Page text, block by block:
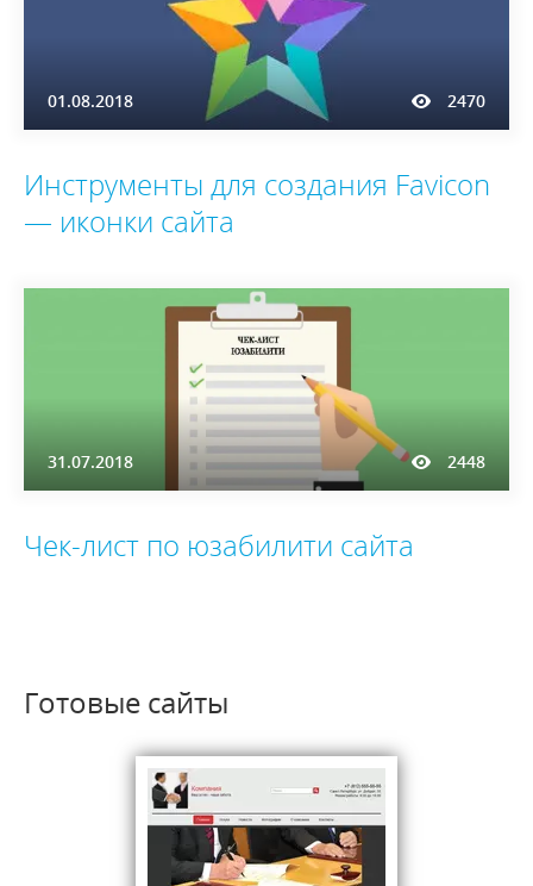
01.08.2018 2470
Инструменты для создания Favicon
― иконки сайта
31.07.2018 2448
Чек-лист по юзабилити сайта
Готовые сайты